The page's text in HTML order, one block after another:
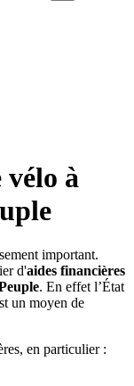
vélo à
important.
d'aides financières
. En effet l’État
un moyen de
en particulier :